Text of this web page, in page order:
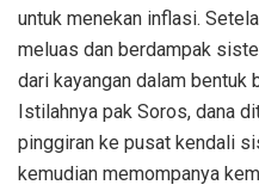
untuk menekan inflasi.
meluas dan berdampak
dari kayangan dalam
Istilahnya pak Soros, dana
pinggiran ke pusat kendali
kemudian memompanya